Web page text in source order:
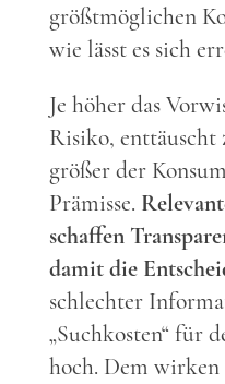
größtmöglichen
wie lässt es sich
Je höher das
Risiko, enttäuscht
größer der
Prämisse.
schaffen
damit die
schlechter
„Suchkosten“ für
hoch. Dem wirken